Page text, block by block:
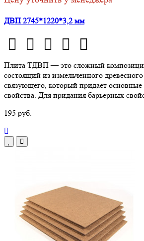
ДВП 2745*1220*3,2 мм
Плита ТДВП — это сложный
состоящий из измельченного
связующего, который придает
свойства. Для придания барьерных
195 руб.